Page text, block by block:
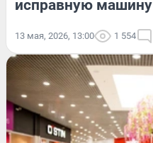
исправную машину
13 мая, 2026, 13:00 1 554